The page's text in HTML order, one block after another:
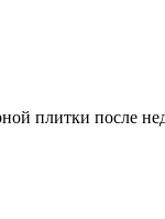
плитки после